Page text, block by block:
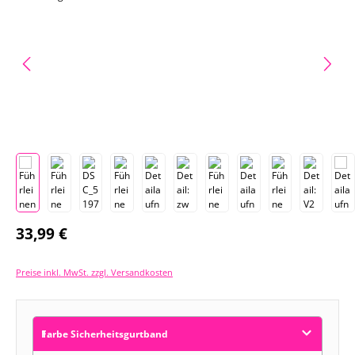
Regulärer Preis:
33,99 €
Preise inkl. MwSt. zzgl. Versandkosten
Farbe Sicherheitsgurtband